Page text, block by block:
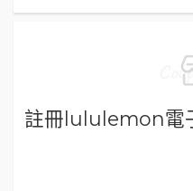
註冊lululemon電